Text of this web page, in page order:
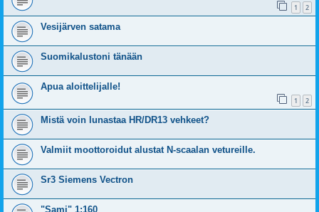
1 2
Vesijärven satama
Suomikalustoni tänään
Apua aloittelijalle!
1 2
Mistä voin lunastaa HR/DR13 vehkeet?
Valmiit moottoroidut alustat N-scaalan vetureille.
Sr3 Siemens Vectron
"Sami" 1:160